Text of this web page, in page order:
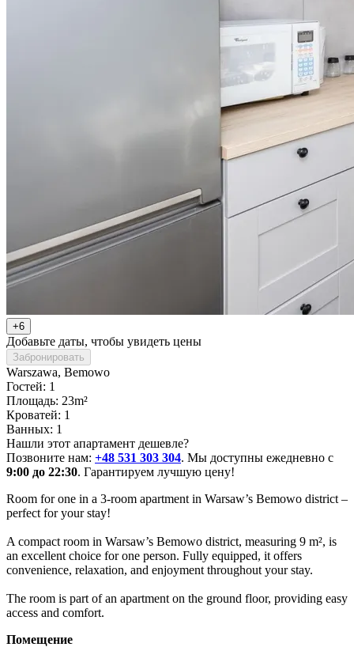
+6
Добавьте даты, чтобы увидеть цены
Забронировать
Warszawa, Bemowo
Гостей: 1
Площадь: 23m²
Кроватей: 1
Ванных: 1
Нашли этот апартамент дешевле?
Позвоните нам: +48 531 303 304. Мы доступны ежедневно с
9:00 до 22:30. Гарантируем лучшую цену!
Room for one in a 3-room apartment in Warsaw’s Bemowo district –
perfect for your stay!
A compact room in Warsaw’s Bemowo district, measuring 9 m², is
an excellent choice for one person. Fully equipped, it offers
convenience, relaxation, and enjoyment throughout your stay.
The room is part of an apartment on the ground floor, providing easy
access and comfort.
Помещение